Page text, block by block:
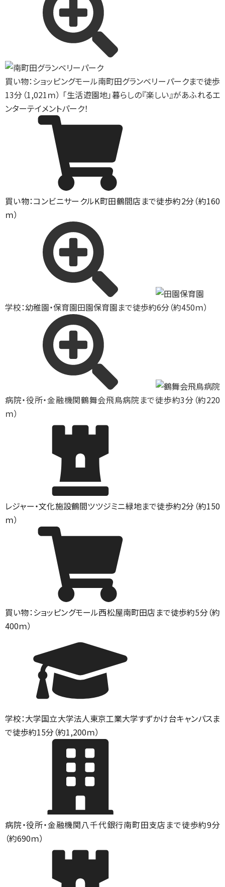
買い物：ショッピングモール南町田グランベリーパークまで徒歩
13分（1,021ｍ） 「生活遊園地」暮らしの『楽しい』があふれるエ
ンターテイメントパーク！
買い物：コンビニサークルK町田鶴間店まで徒歩約2分（約160
ｍ）
学校：幼稚園・保育園田園保育園まで徒歩約6分（約450ｍ）
病院・役所・金融機関鶴舞会飛鳥病院まで徒歩約3分（約220
ｍ）
レジャー・文化施設鶴間ツツジミニ緑地まで徒歩約2分（約150
ｍ）
買い物：ショッピングモール西松屋南町田店まで徒歩約5分（約
400ｍ）
学校：大学国立大学法人東京工業大学すずかけ台キャンパスま
で徒歩約15分（約1,200ｍ）
病院・役所・金融機関八千代銀行南町田支店まで徒歩約9分
（約690ｍ）